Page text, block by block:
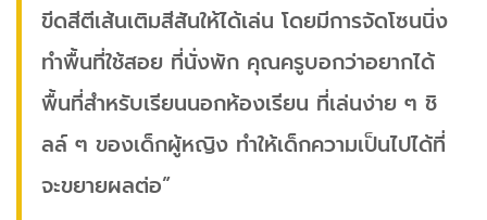
ขีดสีตีเส้นเติมสีสันให้ได้เล่น โดยมีการจัดโซนนิ่ง
ทำพื้นที่ใช้สอย ที่นั่งพัก คุณครูบอกว่าอยากได้
พื้นที่สำหรับเรียนนอกห้องเรียน ที่เล่นง่าย ๆ ชิ
ลล์ ๆ ของเด็กผู้หญิง ทำให้เด็กความเป็นไปได้ที่
จะขยายผลต่อ”